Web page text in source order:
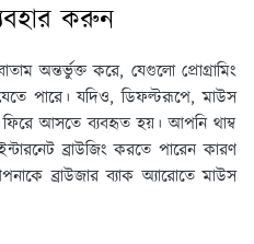
করুন
অন্তর্ভুক্ত করে, যেগুলো প্রোগ্রামিং
পারে। যদিও, ডিফল্টরূপে, মাউস
আসতে ব্যবহৃত হয়। আপনি থাম্ব
ব্রাউজিং করতে পারেন কারণ
ব্রাউজার ব্যাক অ্যারোতে মাউস